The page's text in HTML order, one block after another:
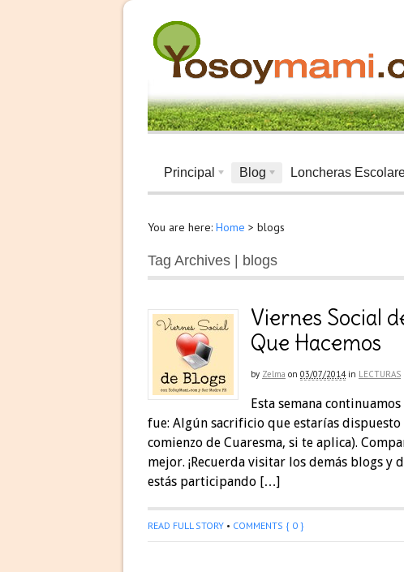
Principal
Blog Loncheras
You are here: Home > blogs
Tag Archives | blogs
Viernes Social
Que Hacemos
by Zelma on 03/07/2014 in LECTURAS
Esta semana
fue: Algún sacrificio que estarías
comienzo de Cuaresma, si te aplica).
mejor. ¡Recuerda visitar los demás blogs
estás participando […]
READ FULL STORY • COMMENTS { 0 }